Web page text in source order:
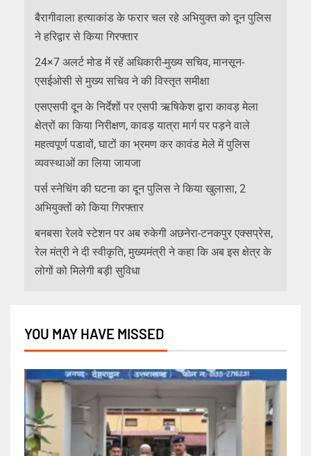
बैरागीवाला हत्याकांड के फरार चल रहे अभियुक्त को दून पुलिस
ने हरिद्वार से किया गिरफ्तार
24×7 अलर्ट मोड में रहें अधिकारी-मुख्य सचिव, मानसून-
एसईओसी से मुख्य सचिव ने की विस्तृत समीक्षा
एसएसपी दून के निर्देशों पर एसपी ऋषिकेश द्वारा कावड़ मेला
क्षेत्रों का किया निरीक्षण, कावड़ यात्रा मार्ग पर पड़ने वाले
महत्वपूर्ण पडावों, घाटों का भ्रमण कर कावंड मेले में पुलिस
व्यवस्थाओं का लिया जायजा
पर्स स्नेचिंग की घटना का दून पुलिस ने किया खुलासा, 2
अभियुक्तों को किया गिरफ्तार
बनबसा रेलवे स्टेशन पर अब रुकेगी अछनेरा-टनकपुर एक्सप्रेस,
रेल मंत्री ने दी स्वीकृति, मुख्यमंत्री ने कहा कि अब इस क्षेत्र के
लोगों को मिलेगी बड़ी सुविधा
YOU MAY HAVE MISSED